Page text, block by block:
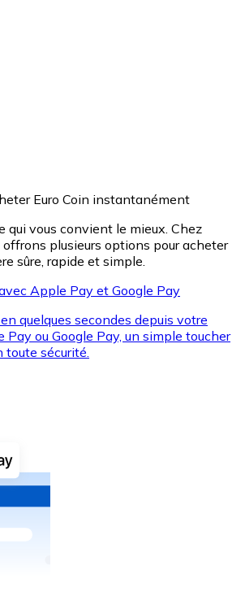
en espèces et d'autres
Euro Coin instantanément
qui vous convient le mieux. Chez
plusieurs options pour acheter
sûre, rapide et simple.
Apple Pay et Google Pay
quelques secondes depuis votre
Pay ou Google Pay, un simple toucher
sécurité.